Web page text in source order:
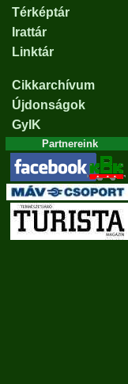
Térképtár
Irattár
Linktár
Cikkarchívum
Újdonságok
GyIK
Partnereink